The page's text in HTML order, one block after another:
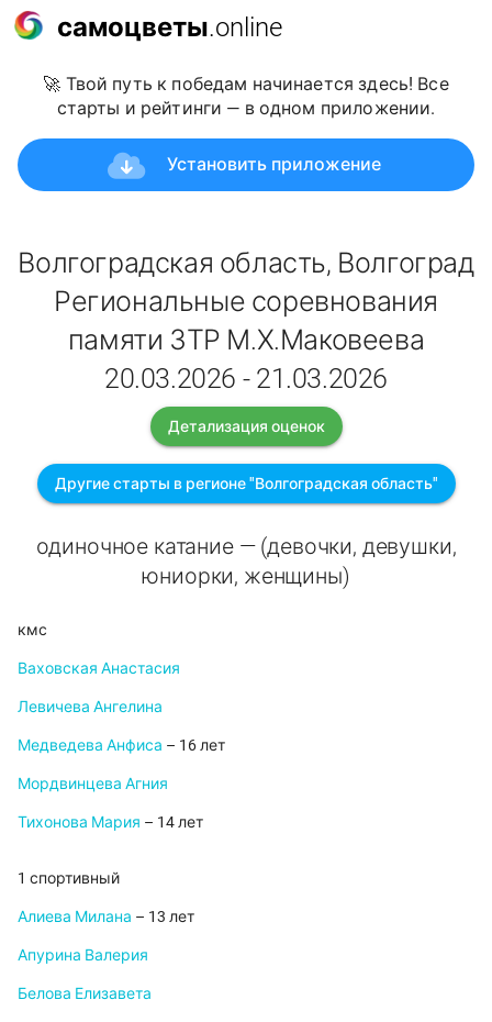
самоцветы.online
🚀 Твой путь к победам начинается здесь! Все
старты и рейтинги — в одном приложении.
Установить приложение
Волгоградская область, Волгоград
Региональные соревнования
памяти ЗТР М.Х.Маковеева
20.03.2026 - 21.03.2026
Детализация оценок
Другие старты в регионе "Волгоградская область"
одиночное катание — (девочки, девушки,
юниорки, женщины)
кмс
Ваховская Анастасия
Левичева Ангелина
Медведева Анфиса – 16 лет
Мордвинцева Агния
Тихонова Мария – 14 лет
1 спортивный
Алиева Милана – 13 лет
Апурина Валерия
Белова Елизавета